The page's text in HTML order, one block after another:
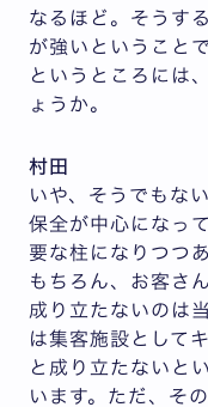
なるほど。そうす
が強いということ
というところには
ょうか。
村田
いや、そうでもな
保全が中心になっ
要な柱になりつつあ
もちろん、お客さ
成り立たないのは
は集客施設として
と成り立たないと
います。ただ、そ